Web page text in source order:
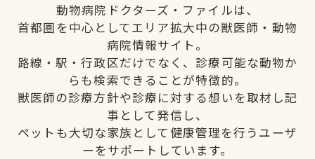
動物病院ドクターズ・ファイルは、
首都圏を中心としてエリア拡大中の獣医師・動物
病院情報サイト。
路線・駅・行政区だけでなく、診療可能な動物か
らも検索できることが特徴的。
獣医師の診療方針や診療に対する想いを取材し記
事として発信し、
ペットも大切な家族として健康管理を行うユーザ
ーをサポートしています。